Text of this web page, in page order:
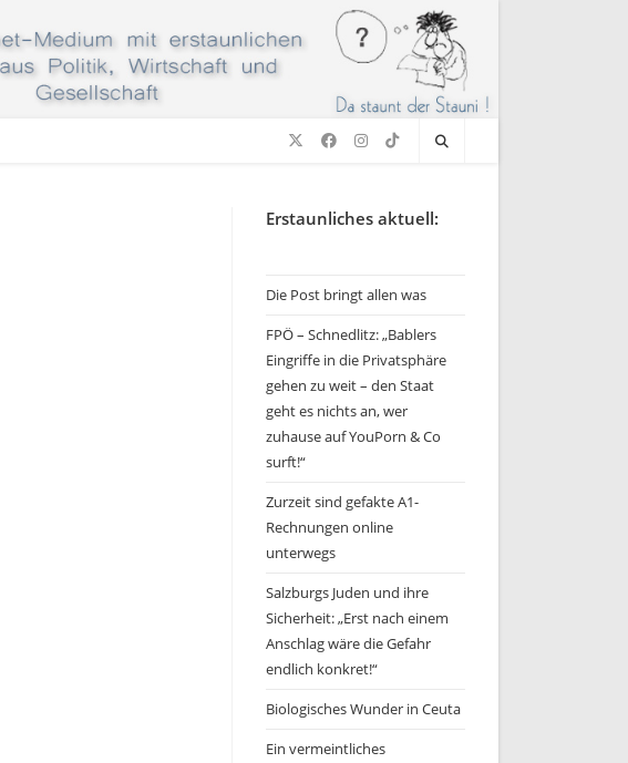
Erstaunliches aktuell:
Die Post bringt allen was
FPÖ – Schnedlitz: „Bablers
Eingriffe in die Privatsphäre
gehen zu weit – den Staat
geht es nichts an, wer
zuhause auf YouPorn & Co
surft!“
Zurzeit sind gefakte A1-
Rechnungen online
unterwegs
Salzburgs Juden und ihre
Sicherheit: „Erst nach einem
Anschlag wäre die Gefahr
endlich konkret!“
Biologisches Wunder in Ceuta
Ein vermeintliches